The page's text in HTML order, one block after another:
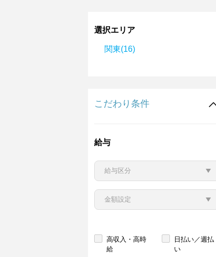
選択エリア
関東(16)
こだわり条件
給与
高収入・高時
給
日払い／週払
い